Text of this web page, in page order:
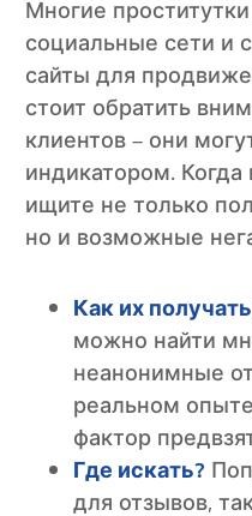
Многие
социальные сети и
сайты для
стоит обратить
клиентов – они
индикатором.
ищите не только
но и возможные
Как их
можно найти
неанонимные
реальном
фактор
Где искать?
для отзывов,